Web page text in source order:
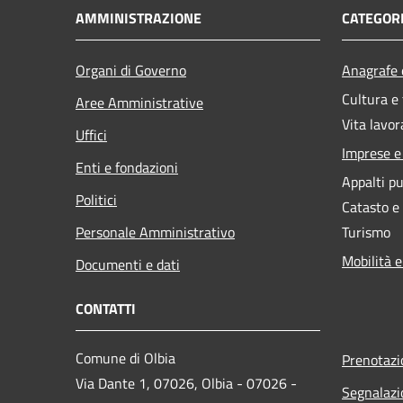
AMMINISTRAZIONE
Organi di Governo
Aree Amministrative
Uffici
Enti e fondazioni
Politici
Personale Amministrativo
Documenti e dati
Cultura
Vita
Imprese
Appalti
Catasto
Turismo
Mobilità
CONTATTI
Comune di Olbia
Via Dante 1, 07026, Olbia - 07026 -